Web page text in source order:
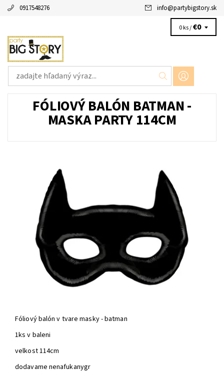
0917548276 info@partybigstory.sk
0 ks /€0
FÓLIOVÝ BALÓN BATMAN -
MASKA PARTY 114CM
Fóliový balón v tvare masky - batman
1ks v baleni
velkost 114cm
dodavame nenafukanygr